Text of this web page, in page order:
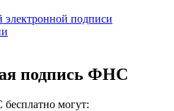
электронной подписи
подпись ФНС
могут: